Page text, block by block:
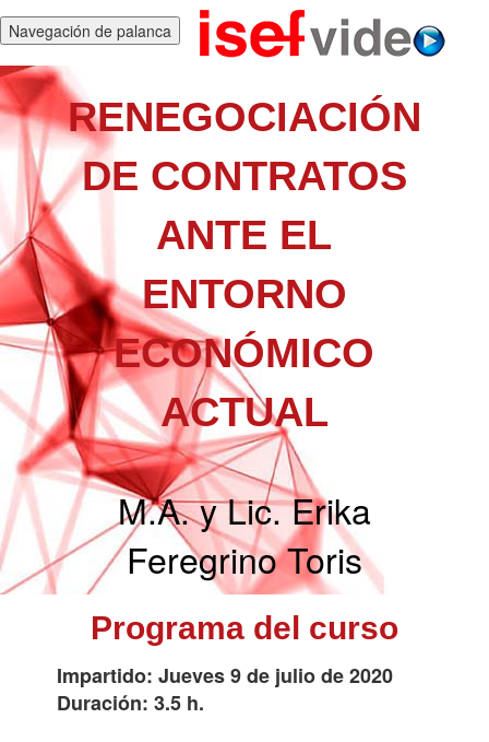
Navegación de palanca
RENEGOCIACIÓN
DE CONTRATOS
ANTE EL
ENTORNO
ECONÓMICO
ACTUAL
M.A. y Lic. Erika
Feregrino Toris
Programa del curso
Impartido: Jueves 9 de julio de 2020
Duración: 3.5 h.